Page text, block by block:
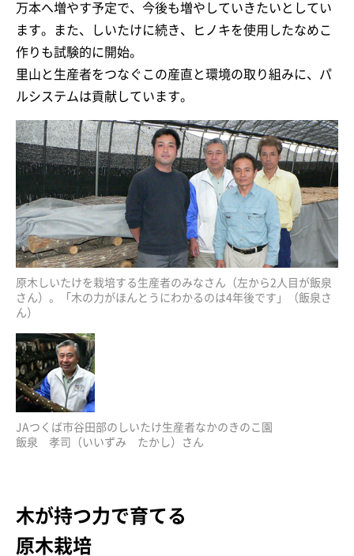
万本へ増やす予定で、今後も増やしていきたいとしてい
ます。また、しいたけに続き、ヒノキを使用したなめこ
作りも試験的に開始。
里山と生産者をつなぐこの産直と環境の取り組みに、パ
ルシステムは貢献しています。
原木しいたけを栽培する生産者のみなさん（左から2人目が飯泉
さん）。「木の力がほんとうにわかるのは4年後です」（飯泉さ
ん）
JAつくば市谷田部のしいたけ生産者なかのきのこ園
飯泉 孝司（いいずみ たかし）さん
木が持つ力で育てる
原木栽培